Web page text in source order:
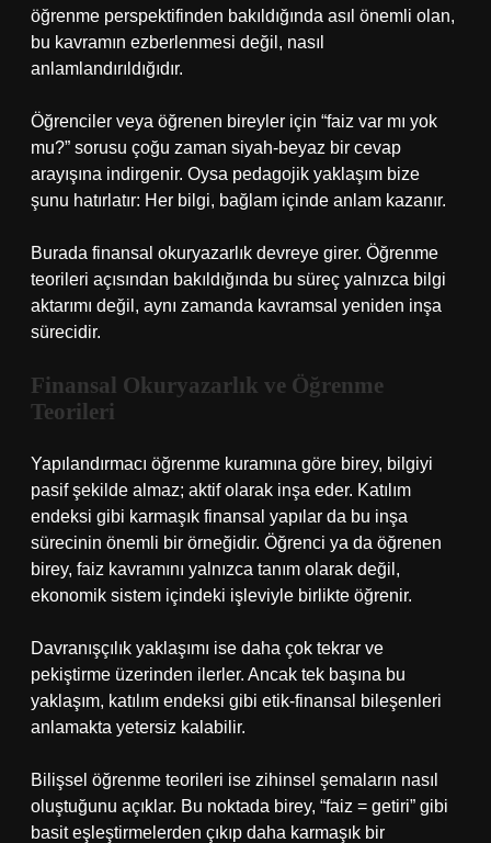
öğrenme perspektifinden bakıldığında asıl önemli olan,
bu kavramın ezberlenmesi değil, nasıl
anlamlandırıldığıdır.
Öğrenciler veya öğrenen bireyler için “faiz var mı yok
mu?” sorusu çoğu zaman siyah-beyaz bir cevap
arayışına indirgenir. Oysa pedagojik yaklaşım bize
şunu hatırlatır: Her bilgi, bağlam içinde anlam kazanır.
Burada finansal okuryazarlık devreye girer. Öğrenme
teorileri açısından bakıldığında bu süreç yalnızca bilgi
aktarımı değil, aynı zamanda kavramsal yeniden inşa
sürecidir.
Finansal Okuryazarlık ve Öğrenme
Teorileri
Yapılandırmacı öğrenme kuramına göre birey, bilgiyi
pasif şekilde almaz; aktif olarak inşa eder. Katılım
endeksi gibi karmaşık finansal yapılar da bu inşa
sürecinin önemli bir örneğidir. Öğrenci ya da öğrenen
birey, faiz kavramını yalnızca tanım olarak değil,
ekonomik sistem içindeki işleviyle birlikte öğrenir.
Davranışçılık yaklaşımı ise daha çok tekrar ve
pekiştirme üzerinden ilerler. Ancak tek başına bu
yaklaşım, katılım endeksi gibi etik-finansal bileşenleri
anlamakta yetersiz kalabilir.
Bilişsel öğrenme teorileri ise zihinsel şemaların nasıl
oluştuğunu açıklar. Bu noktada birey, “faiz = getiri” gibi
basit eşleştirmelerden çıkıp daha karmaşık bir